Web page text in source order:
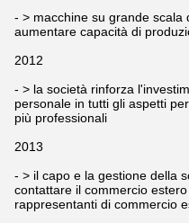
- > macchine su grande
aumentare capacità di
2012
- > la società rinforza
personale in tutti gli aspetti
più professionali
2013
- > il capo e la gestione della
contattare il commercio
rappresentanti di commercio